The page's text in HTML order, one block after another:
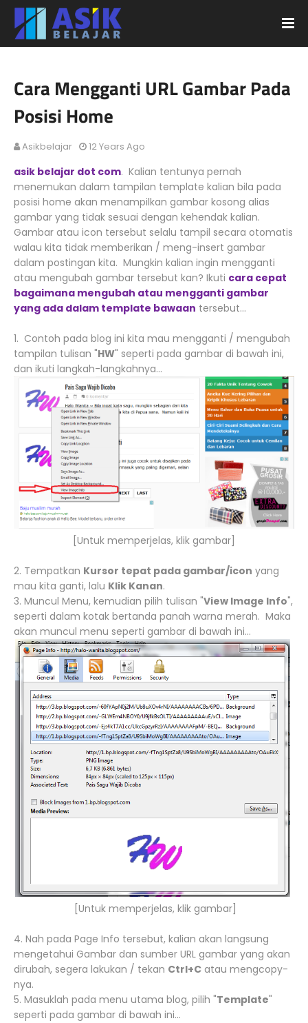
Cara Mengganti URL Gambar Pada
Posisi Home
Asikbelajar 12 Years Ago
asik belajar dot com. Kalian tentunya pernah
menemukan dalam tampilan template kalian bila pada
posisi home akan menampilkan gambar kosong alias
gambar yang tidak sesuai dengan kehendak kalian.
Gambar atau icon tersebut selalu tampil secara otomatis
walau kita tidak memberikan / meng-insert gambar
dalam postingan kita. Mungkin kalian ingin mengganti
atau mengubah gambar tersebut kan? Ikuti cara cepat
bagaimana mengubah atau mengganti gambar
yang ada dalam template bawaan tersebut...
1. Contoh pada blog ini kita mau mengganti / mengubah
tampilan tulisan "HW" seperti pada gambar di bawah ini,
dan ikuti langkah-langkahnya...
[Untuk memperjelas, klik gambar]
2. Tempatkan Kursor tepat pada gambar/icon yang
mau kita ganti, lalu Klik Kanan.
3. Muncul Menu, kemudian pilih tulisan "View Image Info",
seperti dalam kotak bertanda panah warna merah. Maka
akan muncul menu seperti gambar di bawah ini...
[Untuk memperjelas, klik gambar]
4. Nah pada Page Info tersebut, kalian akan langsung
mengetahui Gambar dan sumber URL gambar yang akan
dirubah, segera lakukan / tekan Ctrl+C atau mengcopy-
nya.
5. Masuklah pada menu utama blog, pilih "Template"
seperti pada gambar di bawah ini...